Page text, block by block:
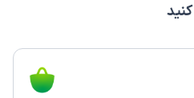
(
1402/12/13
)